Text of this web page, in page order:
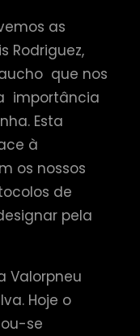
as
Rodriguez,
que nos
importância
Esta
à
os nossos
de
pela
Valorpneu
Hoje o
se